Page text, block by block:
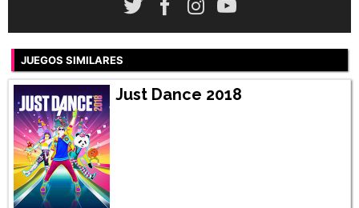
JUEGOS SIMILARES
Just Dance 2018